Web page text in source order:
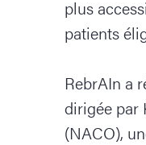
plus
patients
RebrAIn a
dirigée par
(NACO),